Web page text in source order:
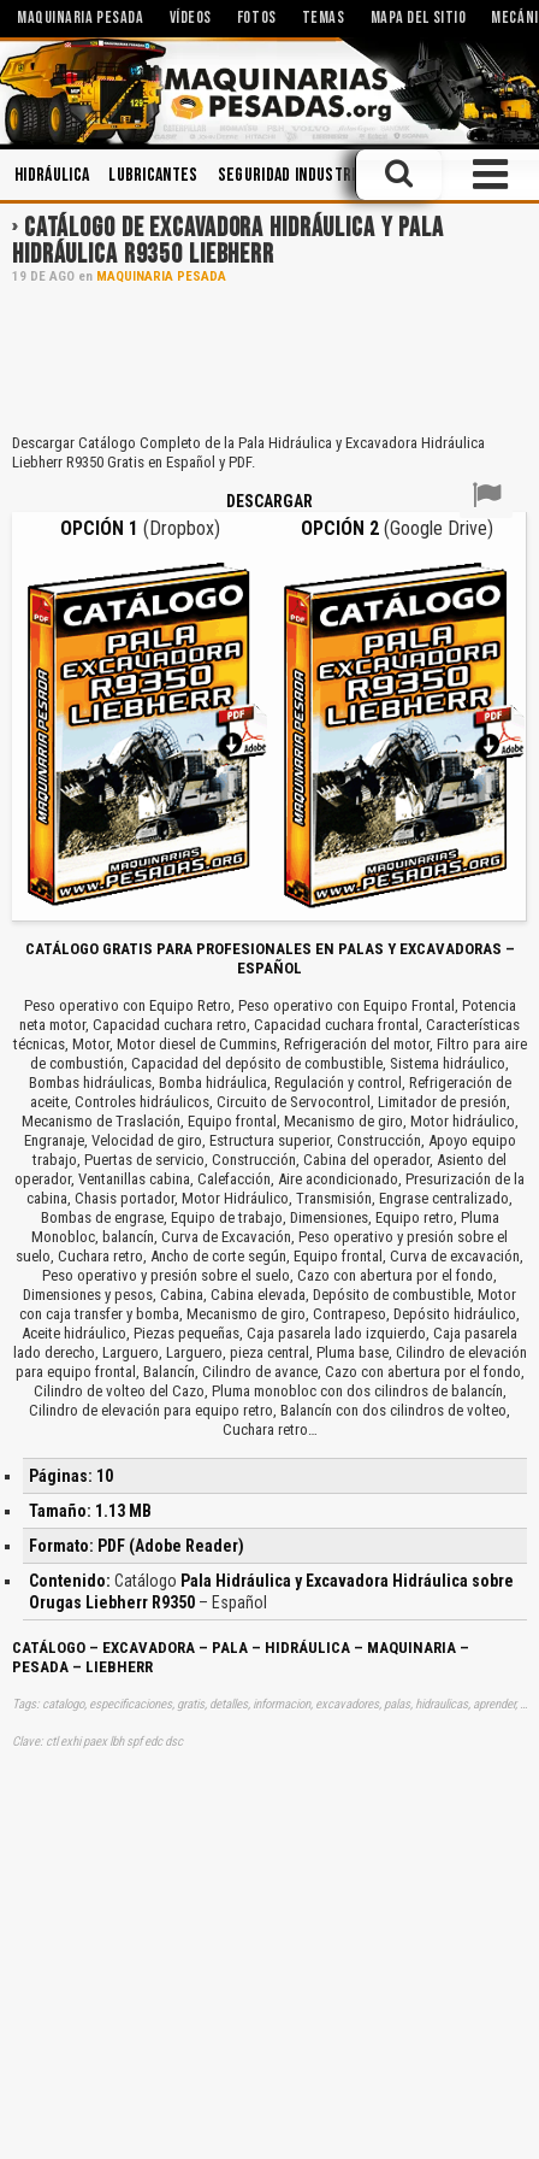
MAQUINARIA PESADA VÍDEOS FOTOS TEMAS MAPA DEL SITIO
Hidráulica Lubricantes Seguridad Industrial Minería Manejo
CATÁLOGO DE EXCAVADORA HIDRÁULICA Y PALA
HIDRÁULICA R9350 LIEBHERR
19 DE AGO en MAQUINARIA PESADA
Descargar Catálogo Completo de la Pala Hidráulica y Excavadora Hidráulica
Liebherr R9350 Gratis en Español y PDF.
DESCARGAR
OPCIÓN 1 (Dropbox) OPCIÓN 2 (Google Drive)
CATÁLOGO GRATIS PARA PROFESIONALES EN PALAS Y EXCAVADORAS –
ESPAÑOL
Peso operativo con Equipo Retro, Peso operativo con Equipo Frontal, Potencia
neta motor, Capacidad cuchara retro, Capacidad cuchara frontal, Características
técnicas, Motor, Motor diesel de Cummins, Refrigeración del motor, Filtro para aire
de combustión, Capacidad del depósito de combustible, Sistema hidráulico,
Bombas hidráulicas, Bomba hidráulica, Regulación y control, Refrigeración de
aceite, Controles hidráulicos, Circuito de Servocontrol, Limitador de presión,
Mecanismo de Traslación, Equipo frontal, Mecanismo de giro, Motor hidráulico,
Engranaje, Velocidad de giro, Estructura superior, Construcción, Apoyo equipo
trabajo, Puertas de servicio, Construcción, Cabina del operador, Asiento del
operador, Ventanillas cabina, Calefacción, Aire acondicionado, Presurización de la
cabina, Chasis portador, Motor Hidráulico, Transmisión, Engrase centralizado,
Bombas de engrase, Equipo de trabajo, Dimensiones, Equipo retro, Pluma
Monobloc, balancín, Curva de Excavación, Peso operativo y presión sobre el
suelo, Cuchara retro, Ancho de corte según, Equipo frontal, Curva de excavación,
Peso operativo y presión sobre el suelo, Cazo con abertura por el fondo,
Dimensiones y pesos, Cabina, Cabina elevada, Depósito de combustible, Motor
con caja transfer y bomba, Mecanismo de giro, Contrapeso, Depósito hidráulico,
Aceite hidráulico, Piezas pequeñas, Caja pasarela lado izquierdo, Caja pasarela
lado derecho, Larguero, Larguero, pieza central, Pluma base, Cilindro de elevación
para equipo frontal, Balancín, Cilindro de avance, Cazo con abertura por el fondo,
Cilindro de volteo del Cazo, Pluma monobloc con dos cilindros de balancín,
Cilindro de elevación para equipo retro, Balancín con dos cilindros de volteo,
Cuchara retro…
Páginas: 10
Tamaño: 1.13 MB
Formato: PDF (Adobe Reader)
Contenido: Catálogo Pala Hidráulica y Excavadora Hidráulica sobre
Orugas Liebherr R9350– Español
CATÁLOGO – EXCAVADORA – PALA – HIDRÁULICA – MAQUINARIA –
PESADA – LIEBHERR
Tags: catalogo, especificaciones, gratis, detalles, informacion, excavadores, palas, hidraulicas, aprender, descargas
Clave: ctl exhi paex lbh spf edc dsc